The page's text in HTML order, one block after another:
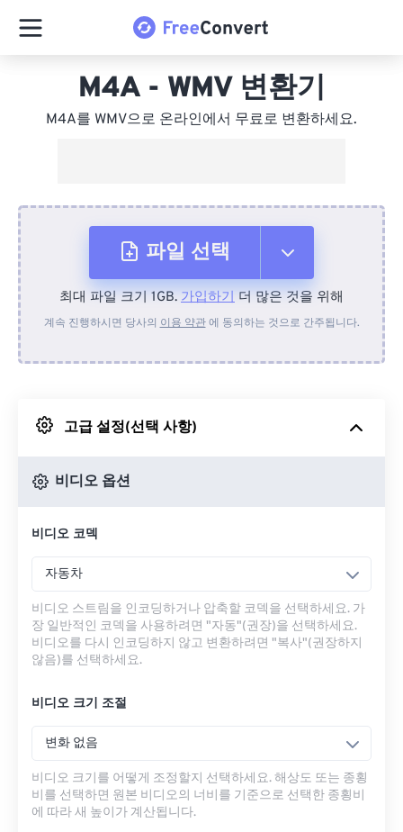
M4A - WMV 변환기
M4A를 WMV으로 온라인에서 무료로 변환하세요.
파일 선택
장치에서
Google 드라이브에서
최대 파일 크기 1GB. 가입하기 더 많은 것을 위해
계속 진행하시면 당사의 이용 약관에 동의하는 것으로 간주됩니다.
고급 설정(선택 사항)
비디오 옵션
비디오 코덱
자동차
비디오 스트림을 인코딩하거나 압축할 코덱을 선택하세요. 가
장 일반적인 코덱을 사용하려면 "자동"(권장)을 선택하세요.
비디오를 다시 인코딩하지 않고 변환하려면 "복사"(권장하지
않음)를 선택하세요.
비디오 크기 조절
변화 없음
비디오 크기를 어떻게 조정할지 선택하세요. 해상도 또는 종횡
비를 선택하면 원본 비디오의 너비를 기준으로 선택한 종횡비
에 따라 새 높이가 계산됩니다.